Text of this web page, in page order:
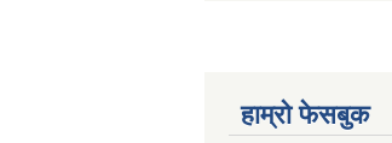
हाम्रो फेसबुक